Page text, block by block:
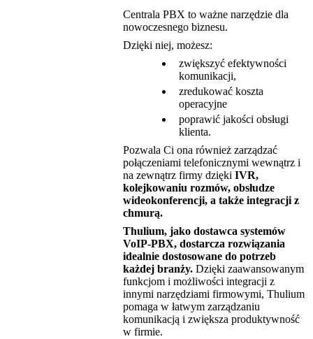
Centrala PBX to ważne narzędzie dla
nowoczesnego biznesu.
Dzięki niej, możesz:
zwiększyć efektywności
komunikacji,
zredukować koszta
operacyjne
poprawić jakości obsługi
klienta.
Pozwala Ci ona również zarządzać
połączeniami telefonicznymi wewnątrz i
na zewnątrz firmy dzięki IVR,
kolejkowaniu rozmów, obsłudze
wideokonferencji, a także integracji z
chmurą.
Thulium, jako dostawca systemów
VoIP-PBX, dostarcza rozwiązania
idealnie dostosowane do potrzeb
każdej branży. Dzięki zaawansowanym
funkcjom i możliwości integracji z
innymi narzędziami firmowymi, Thulium
pomaga w łatwym zarządzaniu
komunikacją i zwiększa produktywność
w firmie.